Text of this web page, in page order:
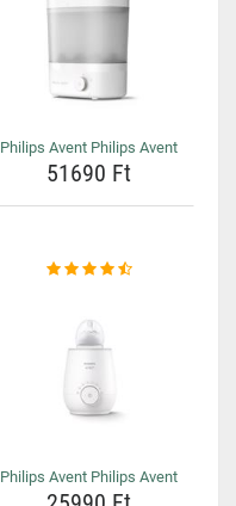
Philips Avent Philips Avent
51690 Ft
Philips Avent Philips Avent